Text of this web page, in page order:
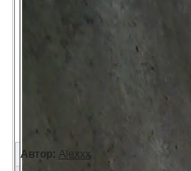
Автор: Alexxx